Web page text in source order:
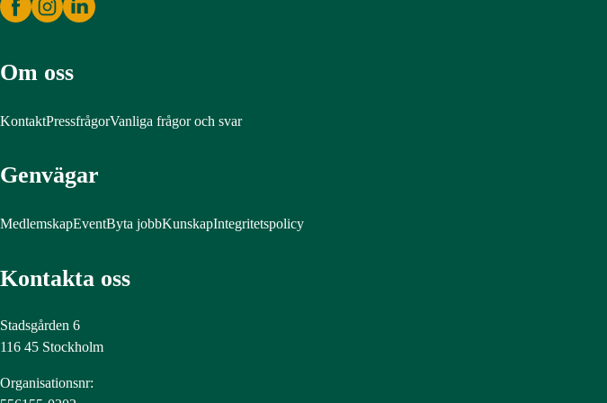
Om oss
KontaktPressfrågorVanliga frågor och svar
Genvägar
MedlemskapEventByta jobbKunskapIntegritetspolicy
Kontakta oss
Stadsgården 6
116 45 Stockholm
Organisationsnr: